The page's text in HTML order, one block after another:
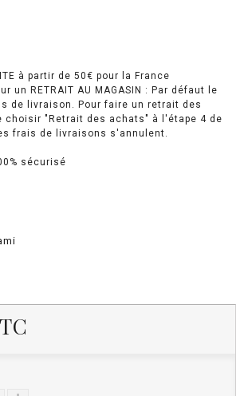
à partir de 50€ pour la France
un RETRAIT AU MAGASIN : Par défaut le
de livraison. Pour faire un retrait des
"Retrait des achats" à l'étape 4 de
frais de livraisons s'annulent.
sécurisé